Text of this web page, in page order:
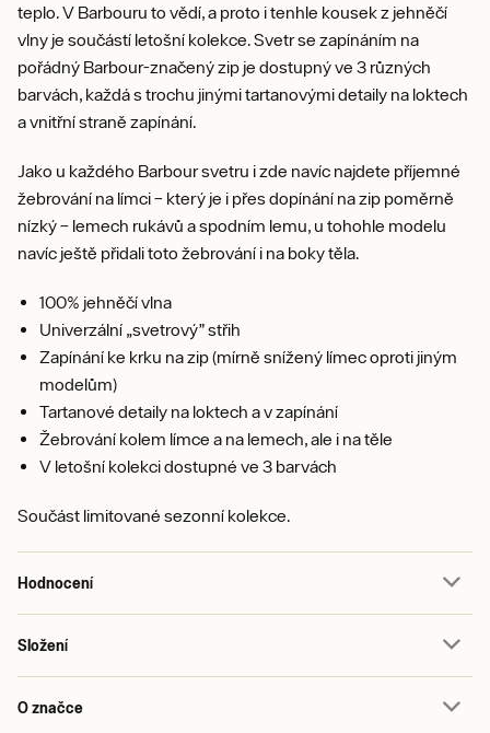
teplo. V Barbouru to vědí, a proto i tenhle kousek z jehněčí
vlny je součástí letošní kolekce. Svetr se zapínáním na
pořádný Barbour-značený zip je dostupný ve 3 různých
barvách, každá s trochu jinými tartanovými detaily na loktech
a vnitřní straně zapínání.
Jako u každého Barbour svetru i zde navíc najdete příjemné
žebrování na límci – který je i přes dopínání na zip poměrně
nízký – lemech rukávů a spodním lemu, u tohohle modelu
navíc ještě přidali toto žebrování i na boky těla.
100% jehněčí vlna
Univerzální „svetrový” střih
Zapínání ke krku na zip (mírně snížený límec oproti jiným
modelům)
Tartanové detaily na loktech a v zapínání
Žebrování kolem límce a na lemech, ale i na těle
V letošní kolekci dostupné ve 3 barvách
Součást limitované sezonní kolekce.
Hodnocení
Složení
O značce